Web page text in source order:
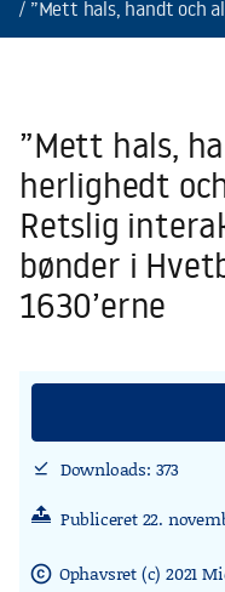
”Mett hals, handt och
”Mett hals,
herlighedt
Retslig
bønder i
1630’erne
download_done
Downloads: 373
Publiceret 22.
copyright Ophavsret (c) 2021